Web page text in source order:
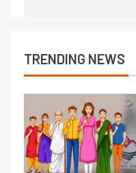
TRENDING NEWS